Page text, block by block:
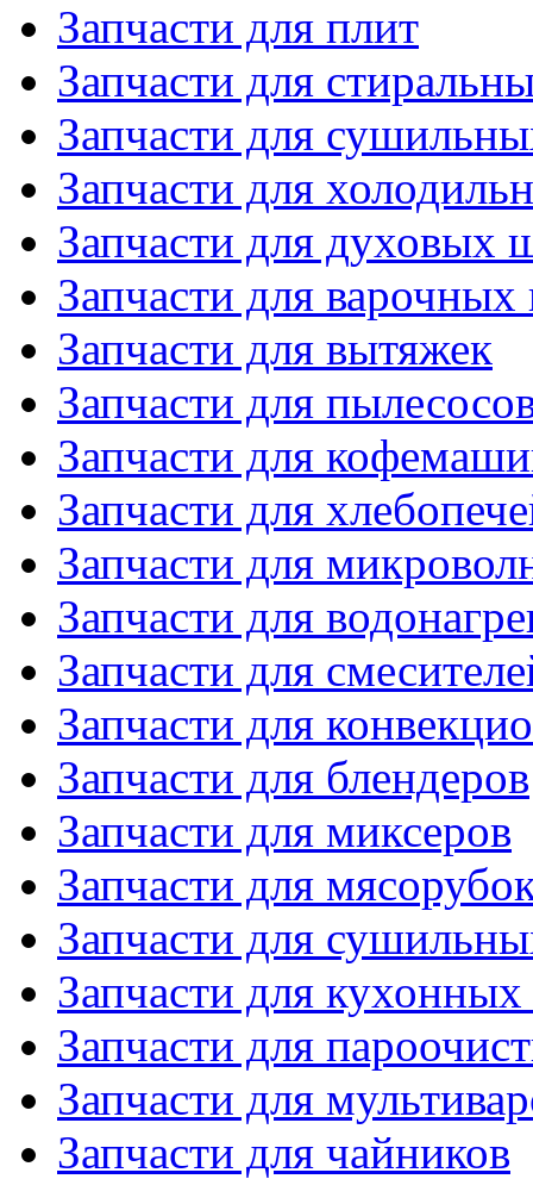
Запчасти для плит
Запчасти для
Запчасти для
Запчасти для
Запчасти для духовых
Запчасти для варочных
Запчасти для вытяжек
Запчасти для
Запчасти для
Запчасти для
Запчасти для
Запчасти для
Запчасти для
Запчасти для
Запчасти для блендеров
Запчасти для миксеров
Запчасти для
Запчасти для
Запчасти для
Запчасти для
Запчасти для
Запчасти для чайников